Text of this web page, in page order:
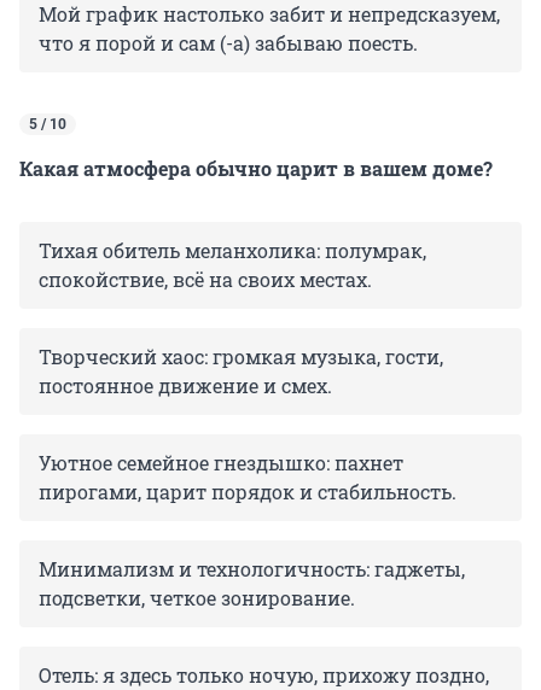
Мой график настолько забит и непредсказуем,
что я порой и сам (-а) забываю поесть.
5 / 10
Какая атмосфера обычно царит в вашем доме?
Тихая обитель меланхолика: полумрак,
спокойствие, всё на своих местах.
Творческий хаос: громкая музыка, гости,
постоянное движение и смех.
Уютное семейное гнездышко: пахнет
пирогами, царит порядок и стабильность.
Минимализм и технологичность: гаджеты,
подсветки, четкое зонирование.
Отель: я здесь только ночую, прихожу поздно,